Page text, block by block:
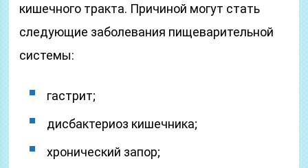
кишечного тракта. Причиной могут стать
следующие заболевания пищеварительной
системы:
гастрит;
дисбактериоз кишечника;
хронический запор;